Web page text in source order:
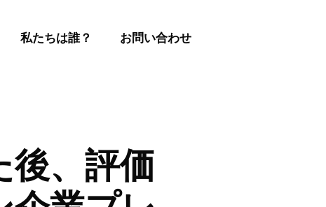
私たちは誰？ お問い合わせ
、評価